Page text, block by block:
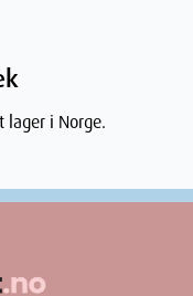
lager i Norge.